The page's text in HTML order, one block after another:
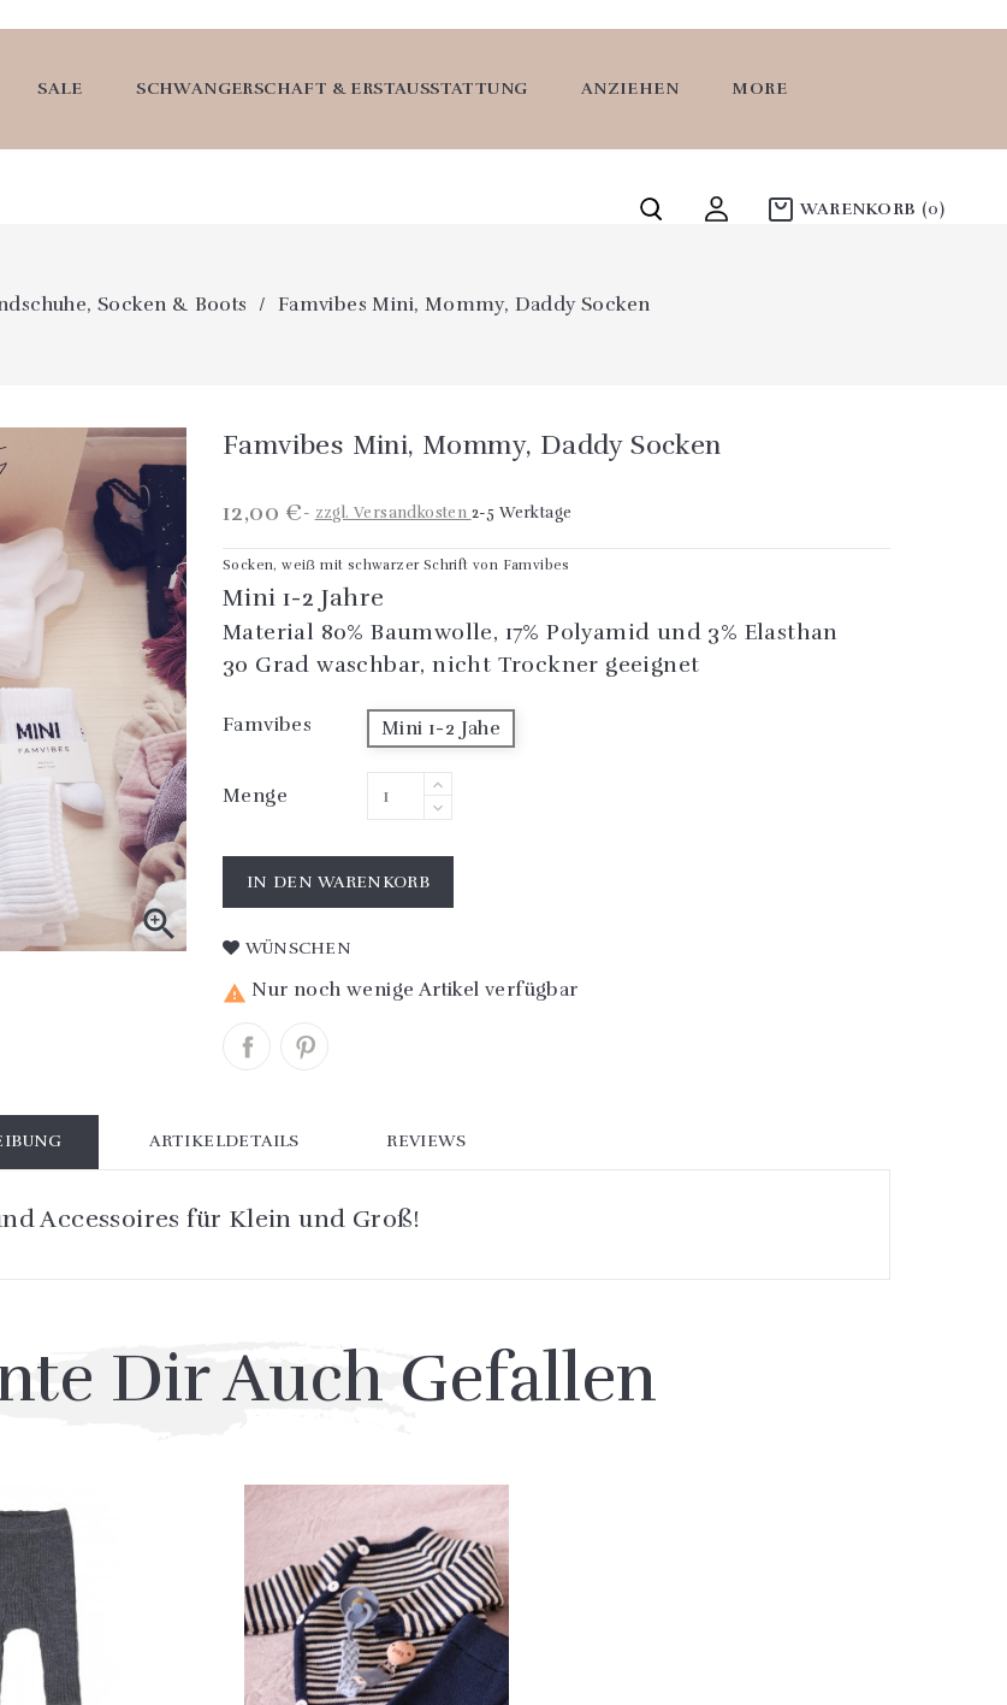
SALE SCHWANGERSCHAFT & ERSTAUSSTATTUNG ANZIEHEN MORE
WARENKORB (0)
Socken & Boots Famvibes Mini, Mommy, Daddy Socken

Famvibes Mini, Mommy, Daddy Socken
12,00 € zzgl. Versandkosten 2-5 Werktage
Socken, weiẞ mit schwarzer Schrift von Famvibes
Mini 1-2 Jahre
Material 80% Baumwolle, 17% Polyamid und 3% Elasthan
30 Grad waschbar, nicht Trockner geeignet
Famvibes Mini 1-2 Jahe
Menge
IN DEN WARENKORB
WÜNSCHEN
 Nur noch wenige Artikel verfügbar
ARTIKELDETAILS REVIEWS
Accessoires für Klein und Groß!
Dir Auch Gefallen